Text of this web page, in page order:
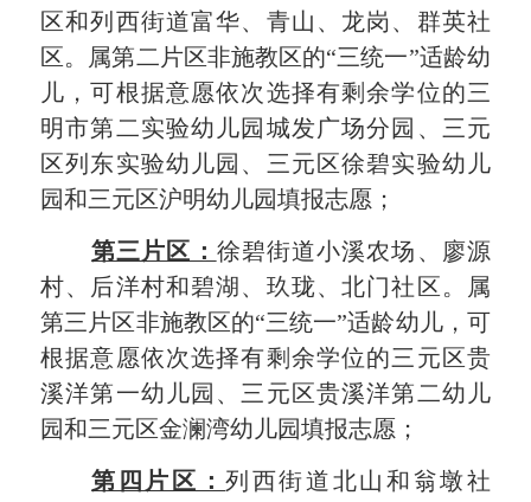
区和列西街道富华、青山、龙岗、群英社
区。属第二片区非施教区的“三统一”适龄幼
儿，可根据意愿依次选择有剩余学位的三
明市第二实验幼儿园城发广场分园、 三元
区列东实验幼儿园、 三元 区徐碧实验幼儿
园和三元区沪明幼儿园填报志愿；
第三片区： 徐碧街道小溪农场、廖源
村、后洋村和碧湖、玖珑、北门社区。属
第三片区非施教区的“三统一”适龄幼儿，可
根据意愿依次选择有剩余学位的三元区贵
溪洋第一幼儿园 、 三元区贵溪洋第二幼儿
园和三元区金澜湾幼儿园填报志愿；
第四片区：列西街道北山和翁墩社